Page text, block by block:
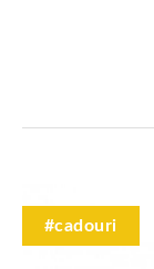
#cadouri